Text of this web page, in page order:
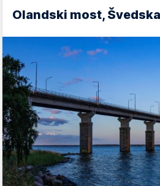
Olandski most, Švedska